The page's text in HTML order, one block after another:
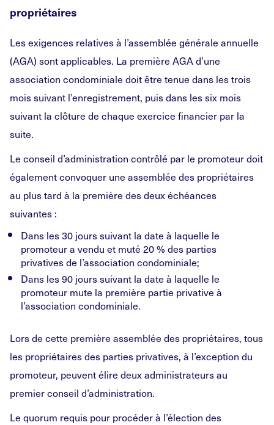
propriétaires
Les exigences relatives à l’assemblée générale annuelle
(AGA) sont applicables. La première AGA d’une
association condominiale doit être tenue dans les trois
mois suivant l’enregistrement, puis dans les six mois
suivant la clôture de chaque exercice financier par la
suite.
Le conseil d’administration contrôlé par le promoteur doit
également convoquer une assemblée des propriétaires
au plus tard à la première des deux échéances
suivantes :
Dans les 30 jours suivant la date à laquelle le
promoteur a vendu et muté 20 % des parties
privatives de l’association condominiale;
Dans les 90 jours suivant la date à laquelle le
promoteur mute la première partie privative à
l’association condominiale.
Lors de cette première assemblée des propriétaires, tous
les propriétaires des parties privatives, à l’exception du
promoteur, peuvent élire deux administrateurs au
premier conseil d’administration.
Le quorum requis pour procéder à l’élection des